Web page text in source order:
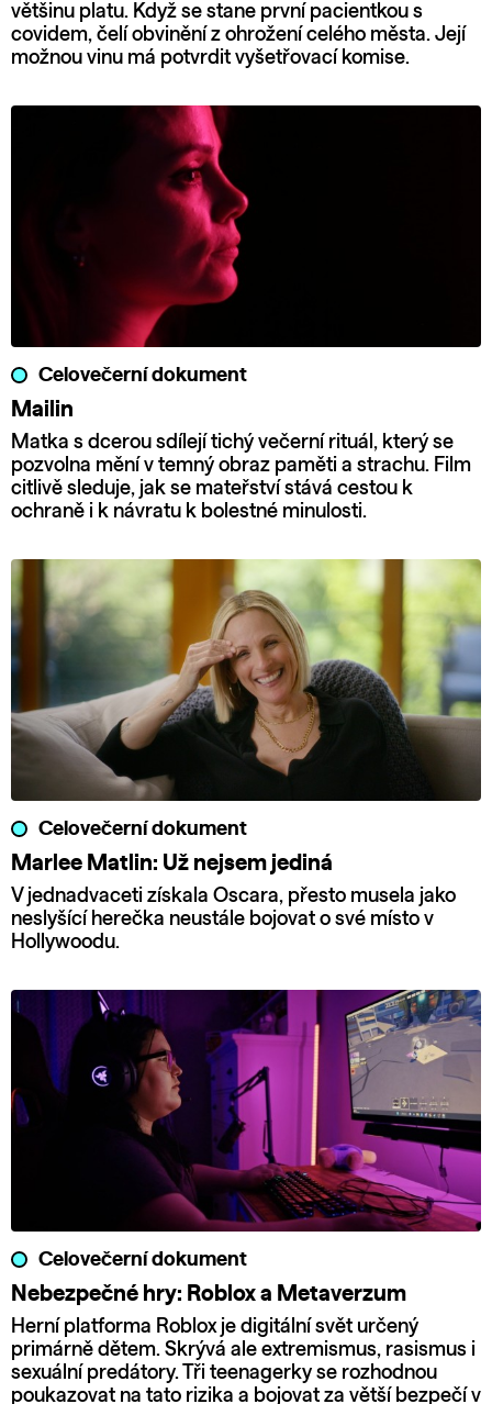
většinu platu. Když se stane první pacientkou s
covidem, čelí obvinění z ohrožení celého města. Její
možnou vinu má potvrdit vyšetřovací komise.
Celovečerní dokument
Mailin
Matka s dcerou sdílejí tichý večerní rituál, který se
pozvolna mění v temný obraz paměti a strachu. Film
citlivě sleduje, jak se mateřství stává cestou k
ochraně i k návratu k bolestné minulosti.
Celovečerní dokument
Marlee Matlin: Už nejsem jediná
V jednadvaceti získala Oscara, přesto musela jako
neslyšící herečka neustále bojovat o své místo v
Hollywoodu.
Celovečerní dokument
Nebezpečné hry: Roblox a Metaverzum
Herní platforma Roblox je digitální svět určený
primárně dětem. Skrývá ale extremismus, rasismus i
sexuální predátory. Tři teenagerky se rozhodnou
poukazovat na tato rizika a bojovat za větší bezpečí v